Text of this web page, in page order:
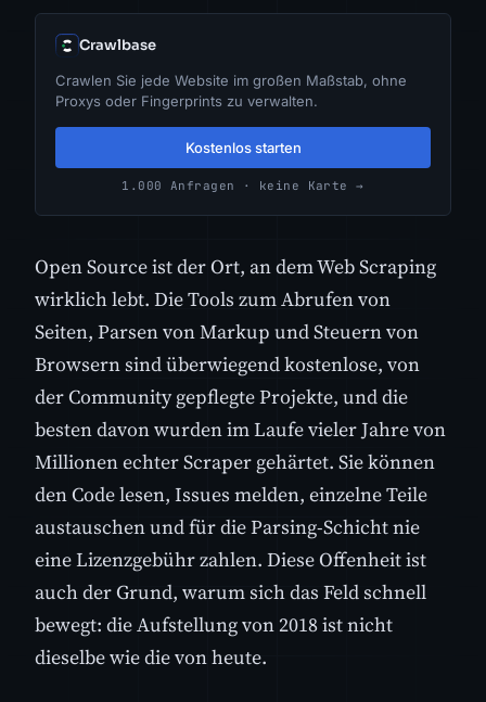
Crawlbase
Crawlen Sie jede Website im großen Maßstab, ohne
Proxys oder Fingerprints zu verwalten.
Kostenlos starten
1.000 Anfragen · keine Karte →
Open Source ist der Ort, an dem Web Scraping
wirklich lebt. Die Tools zum Abrufen von
Seiten, Parsen von Markup und Steuern von
Browsern sind überwiegend kostenlose, von
der Community gepflegte Projekte, und die
besten davon wurden im Laufe vieler Jahre von
Millionen echter Scraper gehärtet. Sie können
den Code lesen, Issues melden, einzelne Teile
austauschen und für die Parsing-Schicht nie
eine Lizenzgebühr zahlen. Diese Offenheit ist
auch der Grund, warum sich das Feld schnell
bewegt: die Aufstellung von 2018 ist nicht
dieselbe wie die von heute.